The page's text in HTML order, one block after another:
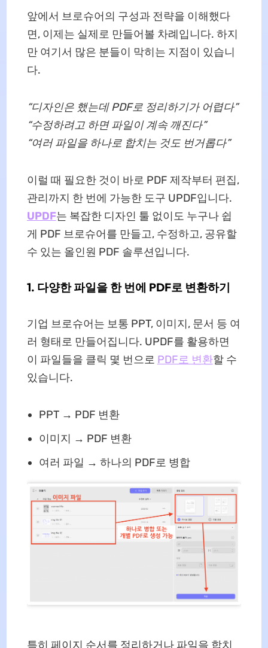
앞에서 브로슈어의 구성과 전략을 이해했다
면, 이제는 실제로 만들어볼 차례입니다. 하지
만 여기서 많은 분들이 막히는 지점이 있습니
다.
“디자인은 했는데 PDF로 정리하기가 어렵다”
“수정하려고 하면 파일이 계속 깨진다”
“여러 파일을 하나로 합치는 것도 번거롭다”
이럴 때 필요한 것이 바로 PDF 제작부터 편집,
관리까지 한 번에 가능한 도구 UPDF입니다.
UPDF는 복잡한 디자인 툴 없이도 누구나 쉽
게 PDF 브로슈어를 만들고, 수정하고, 공유할
수 있는 올인원 PDF 솔루션입니다.
1. 다양한 파일을 한 번에 PDF로 변환하기
기업 브로슈어는 보통 PPT, 이미지, 문서 등 여
러 형태로 만들어집니다. UPDF를 활용하면
이 파일들을 클릭 몇 번으로 PDF로 변환할 수
있습니다.
PPT → PDF 변환
이미지 → PDF 변환
여러 파일 → 하나의 PDF로 병합
특히 페이지 순서를 정리하거나 파일을 합치